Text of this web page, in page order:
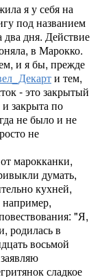
я у себя на
под названием
дня. Действие
в Марокко.
и я бы, прежде
и тем,
- это закрытый
закрыта по
не было и не
не
марокканки,
думать,
кухней,
например,
"Я,
родилась в
восьмой
сладкое